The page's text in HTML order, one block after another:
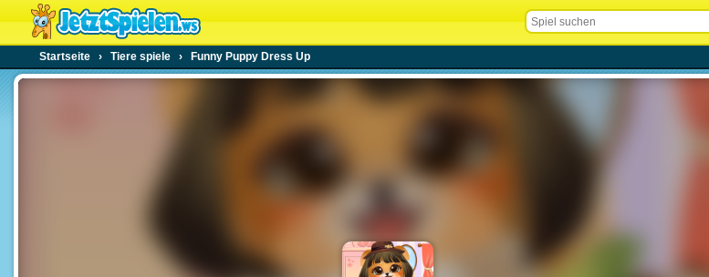
Startseite › Tiere spiele › Funny Puppy Dress Up